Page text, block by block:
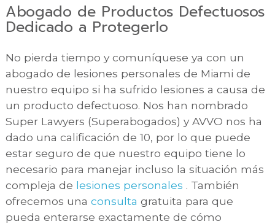
Abogado de Productos Defectuosos
Dedicado a Protegerlo
No pierda tiempo y comuníquese ya con un
abogado de lesiones personales de Miami de
nuestro equipo si ha sufrido lesiones a causa de
un producto defectuoso. Nos han nombrado
Super Lawyers (Superabogados) y AVVO nos ha
dado una calificación de 10, por lo que puede
estar seguro de que nuestro equipo tiene lo
necesario para manejar incluso la situación más
compleja de lesiones personales . También
ofrecemos una consulta gratuita para que
pueda enterarse exactamente de cómo